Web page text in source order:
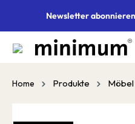
springenNewsletter
Home Produkte Möbel